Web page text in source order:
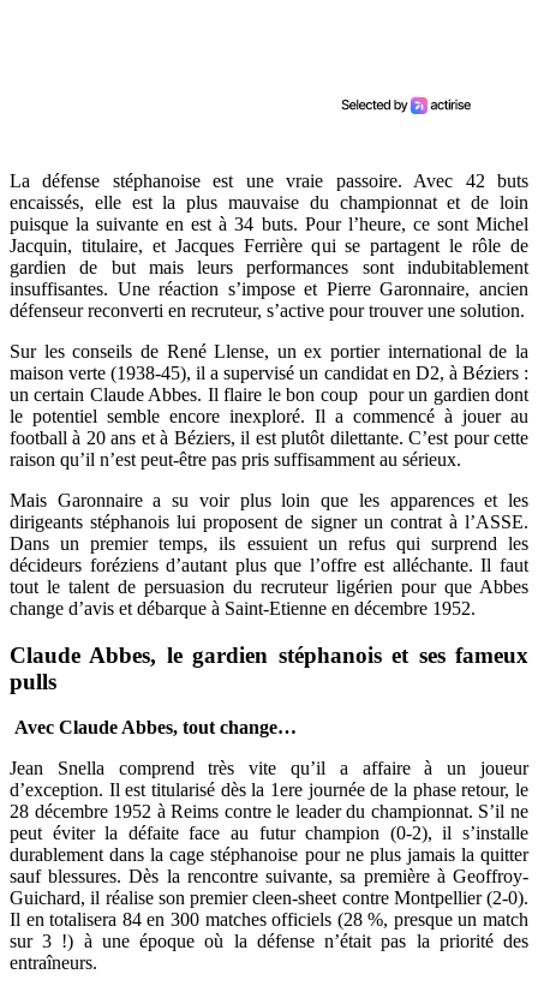
La défense stéphanoise est une vraie passoire. Avec 42 buts
encaissés, elle est la plus mauvaise du championnat et de loin
puisque la suivante en est à 34 buts. Pour l’heure, ce sont Michel
Jacquin, titulaire, et Jacques Ferrière qui se partagent le rôle de
gardien de but mais leurs performances sont indubitablement
insuffisantes. Une réaction s’impose et Pierre Garonnaire, ancien
défenseur reconverti en recruteur, s’active pour trouver une solution.
Sur les conseils de René Llense, un ex portier international de la
maison verte (1938-45), il a supervisé un candidat en D2, à Béziers :
un certain Claude Abbes. Il flaire le bon coup pour un gardien dont
le potentiel semble encore inexploré. Il a commencé à jouer au
football à 20 ans et à Béziers, il est plutôt dilettante. C’est pour cette
raison qu’il n’est peut-être pas pris suffisamment au sérieux.
Mais Garonnaire a su voir plus loin que les apparences et les
dirigeants stéphanois lui proposent de signer un contrat à l’ASSE.
Dans un premier temps, ils essuient un refus qui surprend les
décideurs foréziens d’autant plus que l’offre est alléchante. Il faut
tout le talent de persuasion du recruteur ligérien pour que Abbes
change d’avis et débarque à Saint-Etienne en décembre 1952.
Claude Abbes, le gardien stéphanois et ses fameux
pulls
Avec Claude Abbes, tout change…
Jean Snella comprend très vite qu’il a affaire à un joueur
d’exception. Il est titularisé dès la 1ere journée de la phase retour, le
28 décembre 1952 à Reims contre le leader du championnat. S’il ne
peut éviter la défaite face au futur champion (0-2), il s’installe
durablement dans la cage stéphanoise pour ne plus jamais la quitter
sauf blessures. Dès la rencontre suivante, sa première à Geoffroy-
Guichard, il réalise son premier cleen-sheet contre Montpellier (2-0).
Il en totalisera 84 en 300 matches officiels (28 %, presque un match
sur 3 !) à une époque où la défense n’était pas la priorité des
entraîneurs.